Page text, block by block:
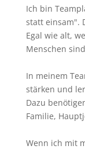
Ich bin
statt einsam".
Egal wie alt,
Menschen
In meinem
stärken und
Dazu
Familie,
Wenn ich mit